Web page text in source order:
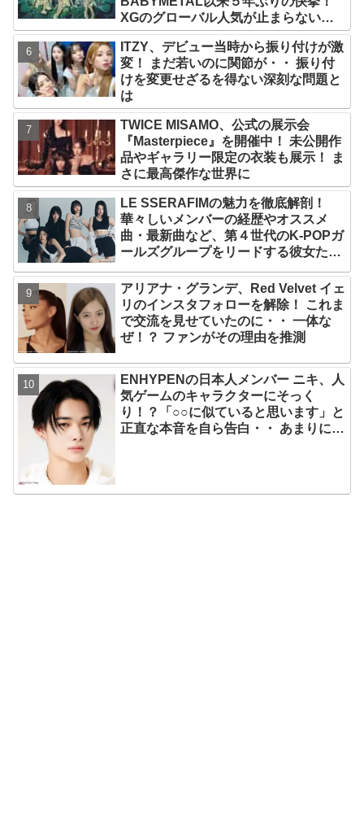
XGのグローバル人気が止まらない…
「コーチェラ2025」にも日本人唯一の
出演
ITZY、デビュー当時から振り付けが激
変！ まだ若いのに関節が・・ 振り付
けを変更せざるを得ない深刻な問題と
は
TWICE MISAMO、公式の展示会
『Masterpiece』を開催中！ 未公開作
品やギャラリー限定の衣装も展示！ ま
さに最高傑作な世界に
LE SSERAFIMの魅力を徹底解剖！
華々しいメンバーの経歴やオススメ
曲・最新曲など、第４世代のK-POPガ
ールズグループをリードする彼女たち
アリアナ・グランデ、Red Velvet イェ
リのインスタフォローを解除！ これま
で交流を見せていたのに・・ 一体な
ぜ！？ ファンがその理由を推測
ENHYPENの日本人メンバー ニキ、人
気ゲームのキャラクターにそっく
り！？「○○に似ていると思います」と
正直な本音を自ら告白・・ あまりにも